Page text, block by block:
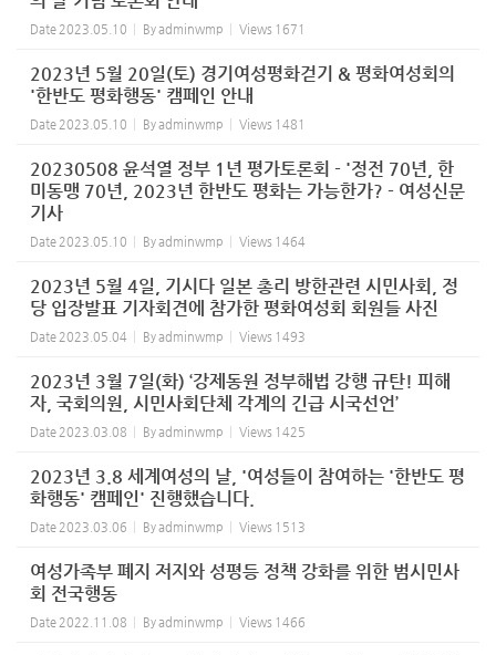
Date 2023.05.10 Byadminwmp Views 1671
2023년 5월 20일(토) 경기여성평화걷기 & 평화여성회의
'한반도 평화행동' 캠페인 안내
Date 2023.05.10 Byadminwmp Views 1481
20230508 윤석열 정부 1년 평가토론회 - '정전 70년, 한
미동맹 70년, 2023년 한반도 평화는 가능한가? - 여성신문
기사
Date 2023.05.10 Byadminwmp Views 1464
2023년 5월 4일, 기시다 일본 총리 방한관련 시민사회, 정
당 입장발표 기자회견에 참가한 평화여성회 회원들 사진
Date 2023.05.04 Byadminwmp Views 1493
2023년 3월 7일(화) ‘강제동원 정부해법 강행 규탄! 피해
자, 국회의원, 시민사회단체 각계의 긴급 시국선언’
Date 2023.03.08 Byadminwmp Views 1425
2023년 3.8 세계여성의 날, '여성들이 참여하는 '한반도 평
화행동' 캠페인' 진행했습니다.
Date 2023.03.06 Byadminwmp Views 1513
여성가족부 폐지 저지와 성평등 정책 강화를 위한 범시민사
회 전국행동
Date 2022.11.08 Byadminwmp Views 1466